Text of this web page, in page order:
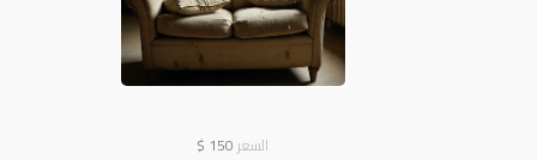
السعر 150
$